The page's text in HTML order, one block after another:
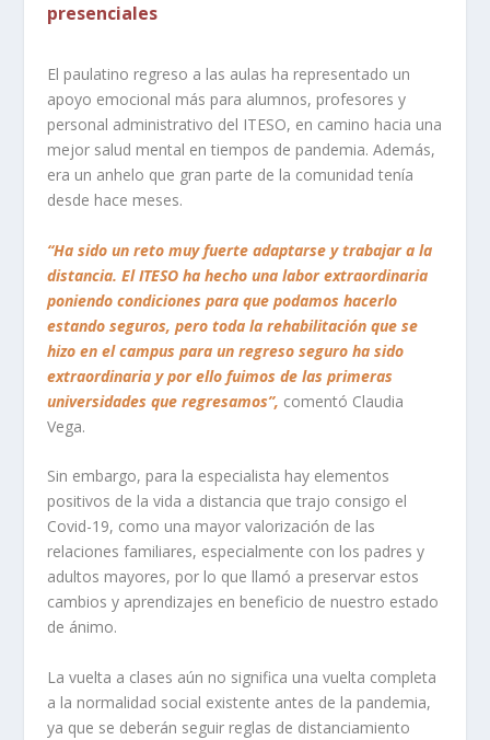
presenciales
El paulatino regreso a las aulas ha representado un
apoyo emocional más para alumnos, profesores y
personal administrativo del ITESO, en camino hacia una
mejor salud mental en tiempos de pandemia. Además,
era un anhelo que gran parte de la comunidad tenía
desde hace meses.
“Ha sido un reto muy fuerte adaptarse y trabajar a la
distancia. El ITESO ha hecho una labor extraordinaria
poniendo condiciones para que podamos hacerlo
estando seguros, pero toda la rehabilitación que se
hizo en el campus para un regreso seguro ha sido
extraordinaria y por ello fuimos de las primeras
universidades que regresamos”, comentó Claudia
Vega.
Sin embargo, para la especialista hay elementos
positivos de la vida a distancia que trajo consigo el
Covid-19, como una mayor valorización de las
relaciones familiares, especialmente con los padres y
adultos mayores, por lo que llamó a preservar estos
cambios y aprendizajes en beneficio de nuestro estado
de ánimo.
La vuelta a clases aún no significa una vuelta completa
a la normalidad social existente antes de la pandemia,
ya que se deberán seguir reglas de distanciamiento